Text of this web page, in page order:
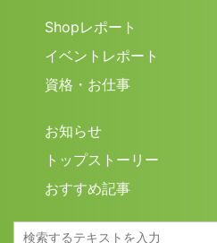
Shopレポート
イベントレポート
資格・お仕事
お知らせ
トップストーリー
おすすめ記事